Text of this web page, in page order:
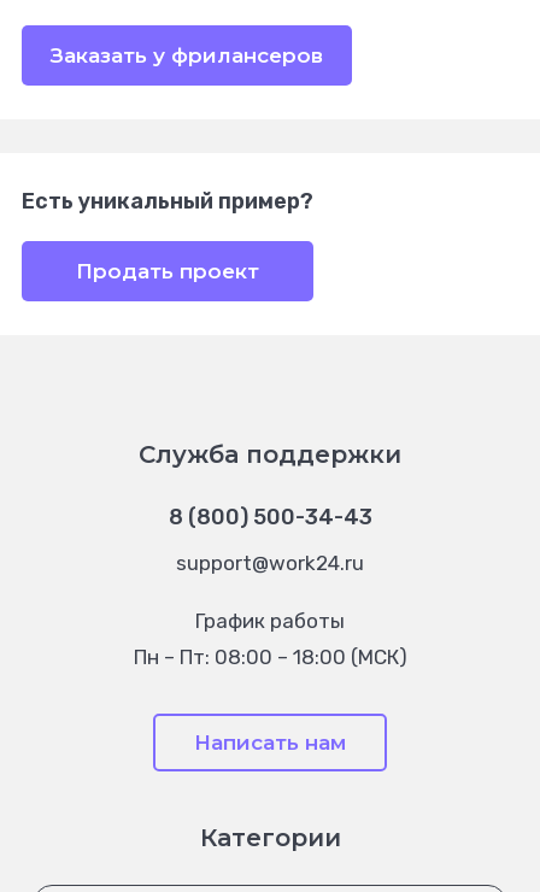
Заказать у фрилансеров
Есть уникальный пример?
Продать проект
Служба поддержки
8 (800) 500-34-43
support@work24.ru
График работы
Пн – Пт: 08:00 – 18:00 (МСК)
Написать нам
Категории